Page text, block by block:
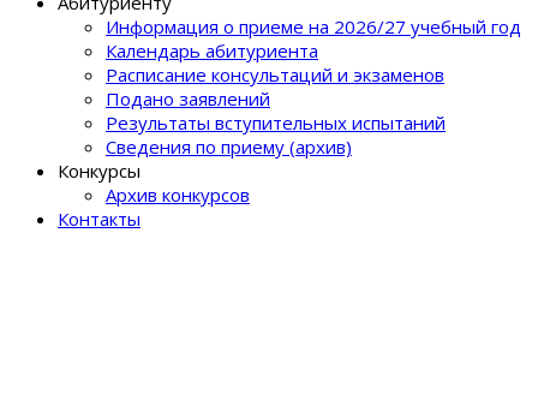
Информация о приеме на 2026/27 учебный год
Календарь абитуриента
Расписание консультаций и экзаменов
Подано заявлений
Результаты вступительных испытаний
Сведения по приему (архив)
Конкурсы
Архив конкурсов
Контакты